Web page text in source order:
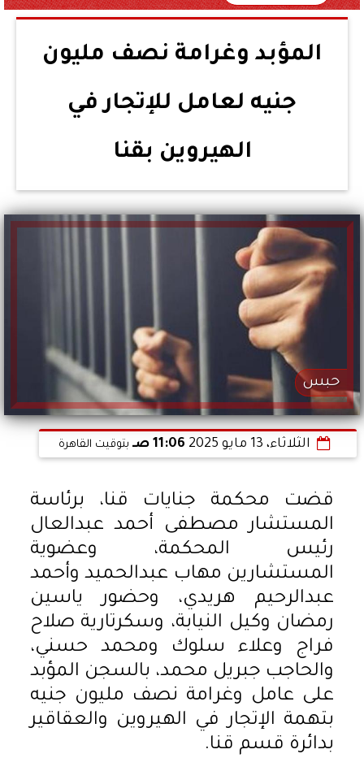
المؤبد وغرامة نصف مليون
جنيه لعامل للإتجار في
الهيروين بقنا
حبس
الثلاثاء، 13 مايو 2025 11:06 صـ بتوقيت القاهرة
قضت محكمة جنايات قنا، برئاسة
المستشار مصطفى أحمد عبدالعال
رئيس المحكمة، وعضوية
المستشارين مهاب عبدالحميد وأحمد
عبدالرحيم هريدي، وحضور ياسين
رمضان وكيل النيابة، وسكرتارية صلاح
فراج وعلاء سلوك ومحمد حسني،
والحاجب جبريل محمد، بالسجن المؤبد
على عامل وغرامة نصف مليون جنيه
بتهمة الإتجار في الهيروين والعقاقير
بدائرة قسم قنا.